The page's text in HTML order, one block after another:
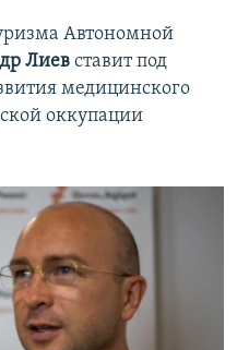
Автономной
Лиев ставит под
медицинского
оккупации